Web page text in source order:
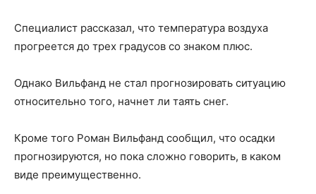
Специалист рассказал, что температура воздуха
прогреется до трех градусов со знаком плюс.
Однако Вильфанд не стал прогнозировать ситуацию
относительно того, начнет ли таять снег.
Кроме того Роман Вильфанд сообщил, что осадки
прогнозируются, но пока сложно говорить, в каком
виде преимущественно.